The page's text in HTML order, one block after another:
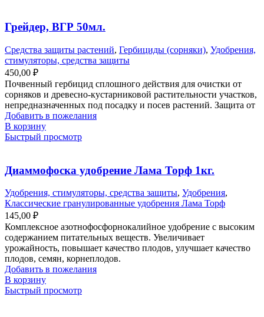
Грейдер, ВГР 50мл.
Средства защиты растений, Гербициды (сорняки), Удобрения,
стимуляторы, средства защиты
450,00 ₽
Почвенный гербицид сплошного действия для очистки от
сорняков и древесно-кустарниковой растительности участков,
непредназначенных под посадку и посев растений. Защита от
Добавить в пожелания
В корзину
Быстрый просмотр
Диаммофоска удобрение Лама Торф 1кг.
Удобрения, стимуляторы, средства защиты, Удобрения,
Классические гранулированные удобрения Лама Торф
145,00 ₽
Комплексное азотнофосфорнокалийное удобрение с высоким
содержанием питательных веществ. Увеличивает
урожайность, повышает качество плодов, улучшает качество
плодов, семян, корнеплодов.
Добавить в пожелания
В корзину
Быстрый просмотр